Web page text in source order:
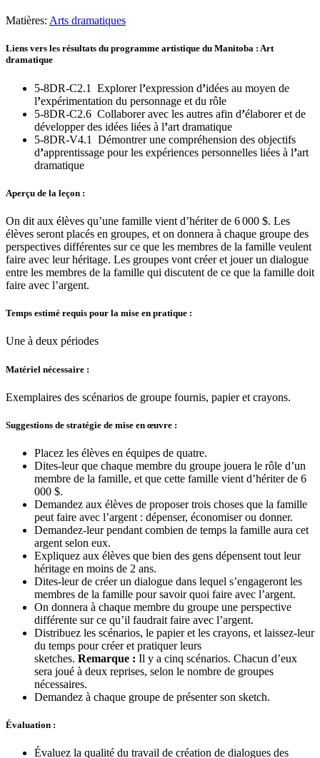
Matières: Arts dramatiques
Liens vers les résultats du programme artistique du Manitoba : Art
dramatique
5-8DR-C2.1 Explorer l’expression d’idées au moyen de
l’expérimentation du personnage et du rôle
5-8DR-C2.6 Collaborer avec les autres afin d’élaborer et de
développer des idées liées à l’art dramatique
5-8DR-V4.1 Démontrer une compréhension des objectifs
d’apprentissage pour les expériences personnelles liées à l’art
dramatique
Aperçu de la leçon :
On dit aux élèves qu’une famille vient d’hériter de 6 000 $. Les
élèves seront placés en groupes, et on donnera à chaque groupe des
perspectives différentes sur ce que les membres de la famille veulent
faire avec leur héritage. Les groupes vont créer et jouer un dialogue
entre les membres de la famille qui discutent de ce que la famille doit
faire avec l’argent.
Temps estimé requis pour la mise en pratique :
Une à deux périodes
Matériel nécessaire :
Exemplaires des scénarios de groupe fournis, papier et crayons.
Suggestions de stratégie de mise en œuvre :
Placez les élèves en équipes de quatre.
Dites-leur que chaque membre du groupe jouera le rôle d’un
membre de la famille, et que cette famille vient d’hériter de 6
000 $.
Demandez aux élèves de proposer trois choses que la famille
peut faire avec l’argent : dépenser, économiser ou donner.
Demandez-leur pendant combien de temps la famille aura cet
argent selon eux.
Expliquez aux élèves que bien des gens dépensent tout leur
héritage en moins de 2 ans.
Dites-leur de créer un dialogue dans lequel s’engageront les
membres de la famille pour savoir quoi faire avec l’argent.
On donnera à chaque membre du groupe une perspective
différente sur ce qu’il faudrait faire avec l’argent.
Distribuez les scénarios, le papier et les crayons, et laissez-leur
du temps pour créer et pratiquer leurs
sketches. Remarque : Il y a cinq scénarios. Chacun d’eux
sera joué à deux reprises, selon le nombre de groupes
nécessaires.
Demandez à chaque groupe de présenter son sketch.
Évaluation :
Évaluez la qualité du travail de création de dialogues des